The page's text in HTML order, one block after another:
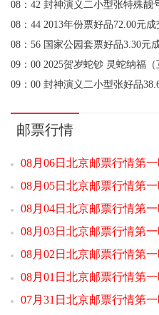
08：56 国家公园套票好品3.30元
09：00 2025贺岁蛇钞 灵蛇纳福（
09：00 封神演义二小型张好品
09：00 1962年壹角 红宝石（互
09：01 玄奘小型张（互动评级）
09：03 玄奘小型张（互动评级）
09：07 封神演义二小型张好品
09：07 中国国际进口博览会丝绸
09：07 1962年壹角 渡背水印（互
09：09 1962年壹角 渡背水印（互
09：11 1980年贰圆 绿钻王（互动
00：06 平遥古城小全张好品3.80
邮票行情
08月06日北京邮票行情第一
08月05日北京邮票行情第一
08月04日北京邮票行情第一
08月03日北京邮票行情第一
08月02日北京邮票行情第一
08月01日北京邮票行情第一
07月31日北京邮票行情第一